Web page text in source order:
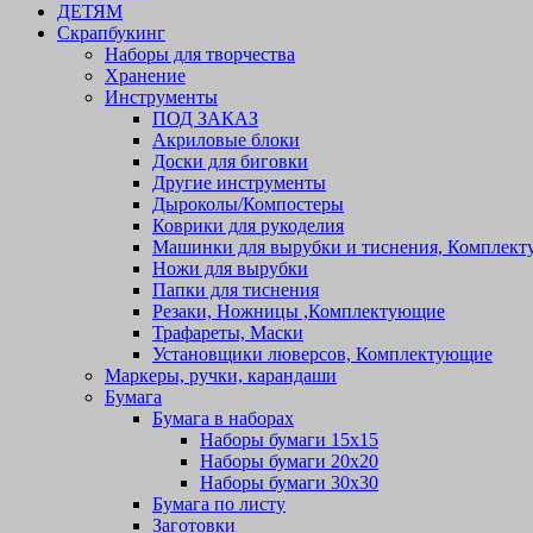
ДЕТЯМ
Скрапбукинг
Наборы для творчества
Хранение
Инструменты
ПОД ЗАКАЗ
Акриловые блоки
Доски для биговки
Другие инструменты
Дыроколы/Компостеры
Коврики для рукоделия
Машинки для вырубки и тиснения,
Ножи для вырубки
Папки для тиснения
Резаки, Ножницы ,Комплектующие
Трафареты, Маски
Установщики люверсов, Комплектующие
Маркеры, ручки, карандаши
Бумага
Бумага в наборах
Наборы бумаги 15х15
Наборы бумаги 20х20
Наборы бумаги 30х30
Бумага по листу
Заготовки